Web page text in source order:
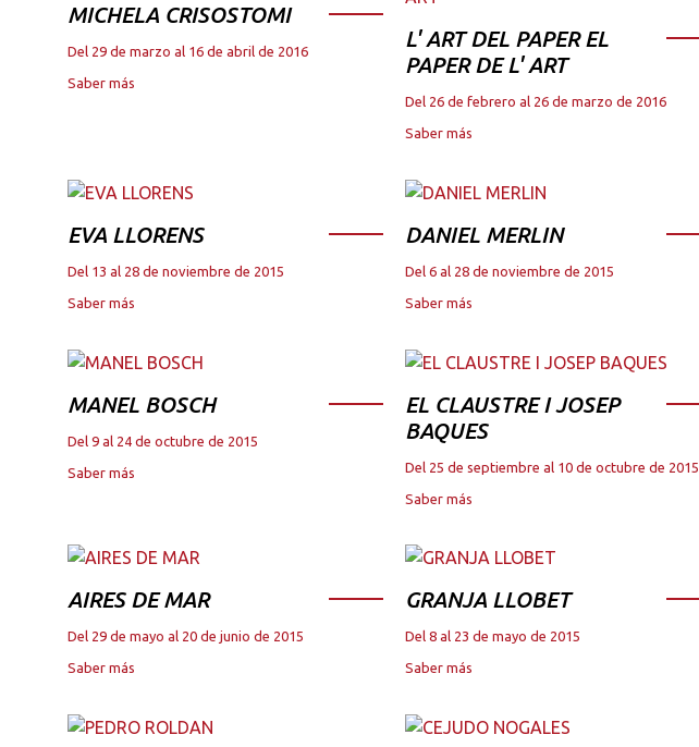
MICHELA CRISOSTOMI
Del 29 de marzo al 16 de abril de 2016
Saber más
L' ART DEL PAPER EL
PAPER DE L' ART
Del 26 de febrero al 26 de marzo de 2016
Saber más
EVA LLORENS
Del 13 al 28 de noviembre de 2015
Saber más
DANIEL MERLIN
Del 6 al 28 de noviembre de 2015
Saber más
MANEL BOSCH
Del 9 al 24 de octubre de 2015
Saber más
EL CLAUSTRE I JOSEP
BAQUES
Del 25 de septiembre al 10 de octubre de 2015
Saber más
AIRES DE MAR
Del 29 de mayo al 20 de junio de 2015
Saber más
GRANJA LLOBET
Del 8 al 23 de mayo de 2015
Saber más